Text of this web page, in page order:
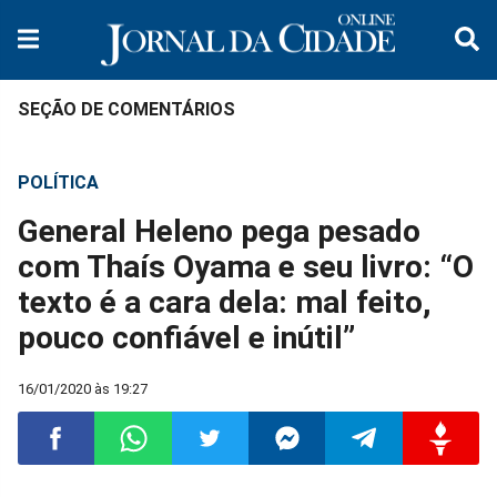
SEÇÃO DE COMENTÁRIOS
POLÍTICA
General Heleno pega pesado
com Thaís Oyama e seu livro: “O
texto é a cara dela: mal feito,
pouco confiável e inútil”
16/01/2020 às 19:27